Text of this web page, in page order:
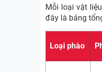
Mỗi loại vật
đây là bảng
Loại phào